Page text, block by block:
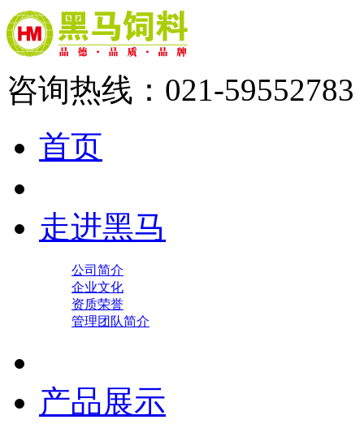
咨询热线：021-59552783
首页
走进黑马
公司简介
企业文化
资质荣誉
管理团队简介
产品展示